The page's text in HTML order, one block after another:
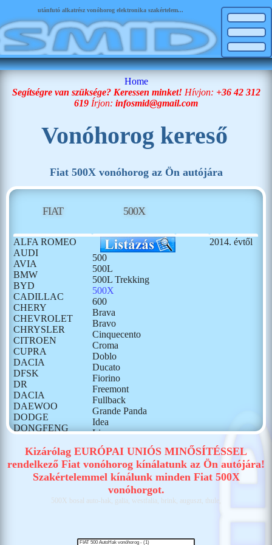
utánfutó alkatrész vonóhorog elektronika szakértelem...
Home
Segítségre van szüksége? Keressen minket! Hívjon: +36 42 312
619 Írjon: infosmid@gmail.com
Vonóhorog kereső
Fiat 500X vonóhorog az Ön autójára
FIAT 500X
ALFA ROMEO
AUDI
AVIA
BMW
BYD
CADILLAC
CHERY
CHEVROLET
CHRYSLER
CITROEN
CUPRA
DACIA
DFSK
DR
DACIA
DAEWOO
DODGE
DONGFENG
FORD
GONOW
HONDA
HONGQI
HYUNDAI
500
500L
500L Trekking
500X
600
Brava
Bravo
Cinquecento
Croma
Doblo
Ducato
Fiorino
Freemont
Fullback
Grande Panda
Idea
Linea
Marea
Marengo
Multipla
Palio
Panda
Punto
Scudo I
2014. évtől
Kizárólag EURÓPAI UNIÓS MINŐSÍTÉSSEL
rendelkező Fiat vonóhorog kínálatunk az Ön autójára!
Szakértelemmel kínálunk minden Fiat 500X
vonóhorgot.
500X bosal auto-hak, galia, westfalia, brink, auguszt, thule,